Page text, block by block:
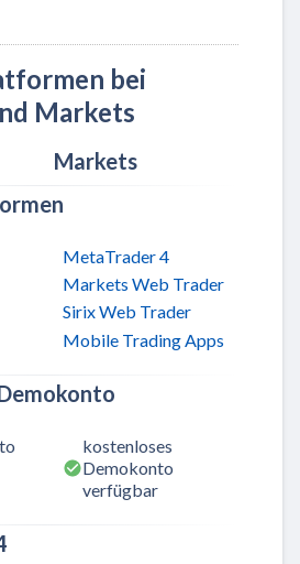
bei
Markets
Markets
MetaTrader 4
Markets Web Trader
Sirix Web Trader
Mobile Trading Apps
kostenloses
Demokonto
verfügbar